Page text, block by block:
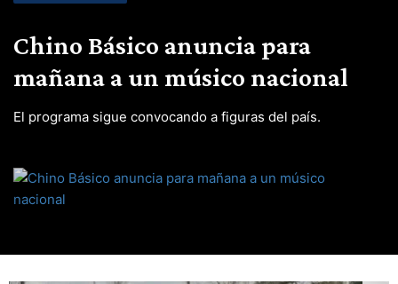
Chino Básico anuncia para
mañana a un músico nacional
El programa sigue convocando a figuras del país.